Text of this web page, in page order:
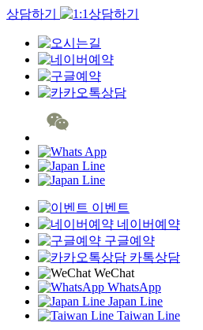
상담하기
이벤트
네이버예약
구글예약
카톡상담
WeChat
WhatsApp
Japan Line
Taiwan Line